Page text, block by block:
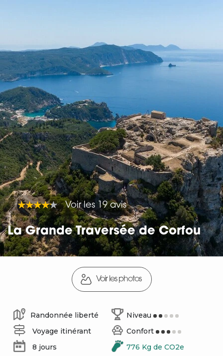
Voir les 19 avis
La Grande Traversée de Corfou
Randonnée liberté
Voyage itinérant
8 jours
Niveau
Confort
776 Kg de CO2e
Voir les photos